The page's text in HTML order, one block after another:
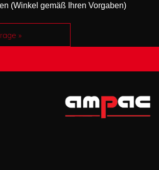
(Winkel gemäß Ihren Vorgaben)
»